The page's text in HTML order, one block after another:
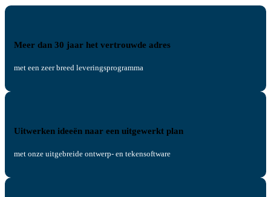
Meer dan 30 jaar het vertrouwde adres
met een zeer breed leveringsprogramma
Uitwerken ideeën naar een uitgewerkt plan
met onze uitgebreide ontwerp- en tekensoftware